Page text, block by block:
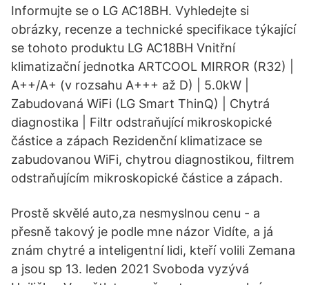
Informujte se o LG AC18BH. Vyhledejte si
obrázky, recenze a technické specifikace týkající
se tohoto produktu LG AC18BH Vnitřní
klimatizační jednotka ARTCOOL MIRROR (R32) |
A++/A+ (v rozsahu A+++ až D) | 5.0kW |
Zabudovaná WiFi (LG Smart ThinQ) | Chytrá
diagnostika | Filtr odstraňující mikroskopické
částice a zápach Rezidenční klimatizace se
zabudovanou WiFi, chytrou diagnostikou, filtrem
odstraňujícím mikroskopické částice a zápach.
Prostě skvělé auto,za nesmyslnou cenu - a
přesně takový je podle mne názor Vidíte, a já
znám chytré a inteligentní lidi, kteří volili Zemana
a jsou sp 13. leden 2021 Svoboda vyzývá